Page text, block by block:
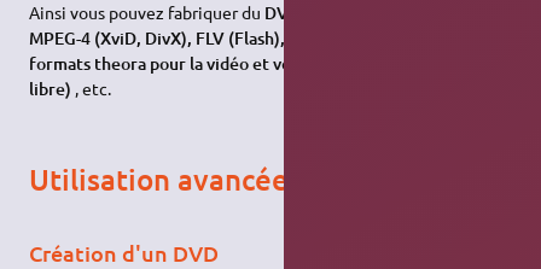
Ainsi vous pouvez fabriquer du DV, VCD, MPEG-2 (DVD, SVCD),
MPEG-4 (XviD, DivX), FLV (Flash), OGG (conteneur pour les
formats theora pour la vidéo et vorbis pour l'audio → 100%
libre) , etc.
Utilisation avancée
Création d'un DVD